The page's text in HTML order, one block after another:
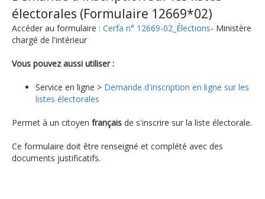
électorales (Formulaire 12669*02)
Accéder au formulaire : Cerfa n° 12669-02_Élections- Ministère
chargé de l'intérieur
Vous pouvez aussi utiliser :
Service en ligne > Demande d'inscription en ligne sur les
listes électorales
Permet à un citoyen français de s'inscrire sur la liste électorale.
Ce formulaire doit être renseigné et complété avec des
documents justificatifs.